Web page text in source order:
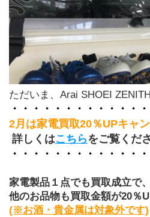
ただいま、Arai SHOEI
・・・・・・・・・・・・
2月は家電買取20％UPキャ
詳しくはこちら をご覧くだ
・・・・・・・・・・・・
家電製品１点でも買取成立で、
他のお品物も買取金額が20％
(※お酒・貴金属は対象外です)